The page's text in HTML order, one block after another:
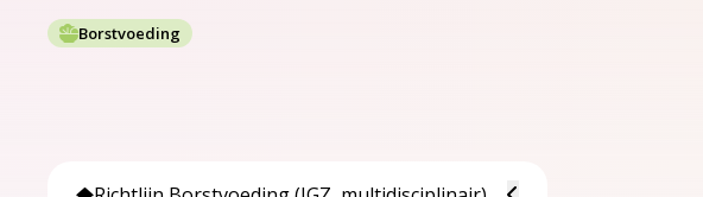
Borstvoeding